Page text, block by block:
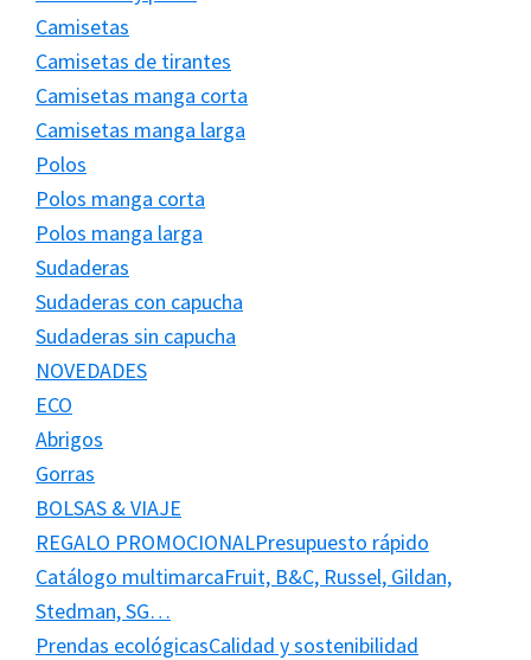
Camisetas
Camisetas de tirantes
Camisetas manga corta
Camisetas manga larga
Polos
Polos manga corta
Polos manga larga
Sudaderas
Sudaderas con capucha
Sudaderas sin capucha
NOVEDADES
ECO
Abrigos
Gorras
BOLSAS & VIAJE
REGALO PROMOCIONALPresupuesto rápido
Catálogo multimarcaFruit, B&C, Russel, Gildan,
Stedman, SG…
Prendas ecológicasCalidad y sostenibilidad